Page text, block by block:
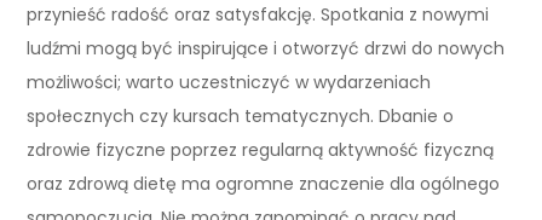
przynieść radość oraz satysfakcję. Spotkania z nowymi
ludźmi mogą być inspirujące i otworzyć drzwi do nowych
możliwości; warto uczestniczyć w wydarzeniach
społecznych czy kursach tematycznych. Dbanie o
zdrowie fizyczne poprzez regularną aktywność fizyczną
oraz zdrową dietę ma ogromne znaczenie dla ogólnego